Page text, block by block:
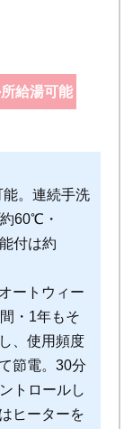
給湯可能
。連続手洗
60℃・
付は約
ートウィー
・1年もそ
、使用頻度
節電。30分
トロールし
ヒーターを